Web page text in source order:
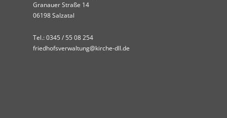
Granauer Straße 14
06198 Salzatal
Tel.:0345 / 55 08 254
friedhofsverwaltung@kirche-dll.de